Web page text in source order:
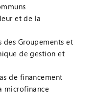
et de la
des Groupements et
de gestion et
de financement
microfinance